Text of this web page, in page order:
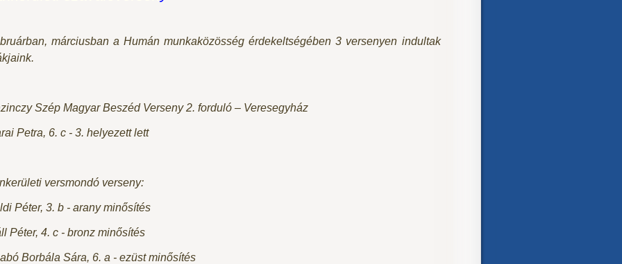
márciusban a Humán munkaközösség érdekeltségében 3 versenyen indultak
Szép Magyar Beszéd Verseny 2. forduló – Veresegyház
Petra, 6. c - 3. helyezett lett
versmondó verseny:
Péter, 3. b - arany minősítés
Péter, 4. c - bronz minősítés
Borbála Sára, 6. a - ezüst minősítés